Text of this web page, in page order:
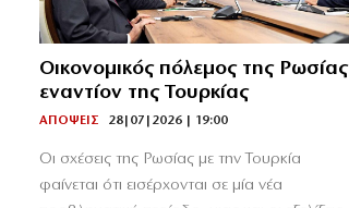
Οικονομικός πόλεμος της Ρωσίας
εναντίον της Τουρκίας
ΑΠΟΨΕΙΣ 28|07|2026 | 19:00
Οι σχέσεις της Ρωσίας με την Τουρκία
φαίνεται ότι εισέρχονται σε μία νέα